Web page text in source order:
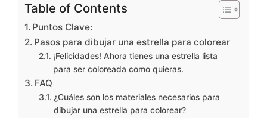
Table of Contents
Puntos Clave:
Pasos para dibujar una estrella para colorear
¡Felicidades! Ahora tienes una estrella lista
para ser coloreada como quieras.
FAQ
¿Cuáles son los materiales necesarios para
dibujar una estrella para colorear?